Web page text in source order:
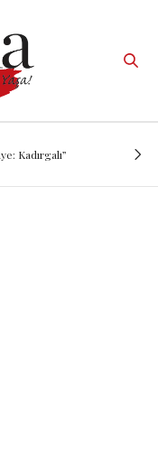
Kadırgalı”